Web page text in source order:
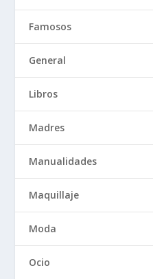
Famosos
General
Libros
Madres
Manualidades
Maquillaje
Moda
Ocio